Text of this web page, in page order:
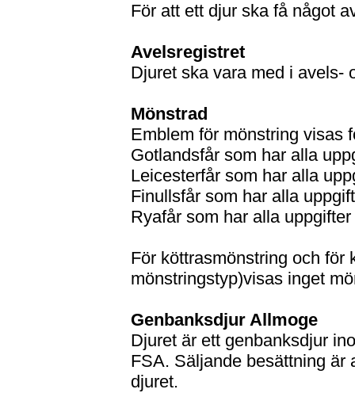
För att ett djur ska få något
Avelsregistret
Djuret ska vara med i avels-
Mönstrad
Emblem för mönstring visas
Gotlandsfår som har alla
Leicesterfår som har alla
Finullsfår som har alla
Ryafår som har alla
För köttrasmönstring och för
mönstringstyp)visas inget
Genbanksdjur Allmoge
Djuret är ett genbanksdjur
FSA. Säljande besättning är
djuret.